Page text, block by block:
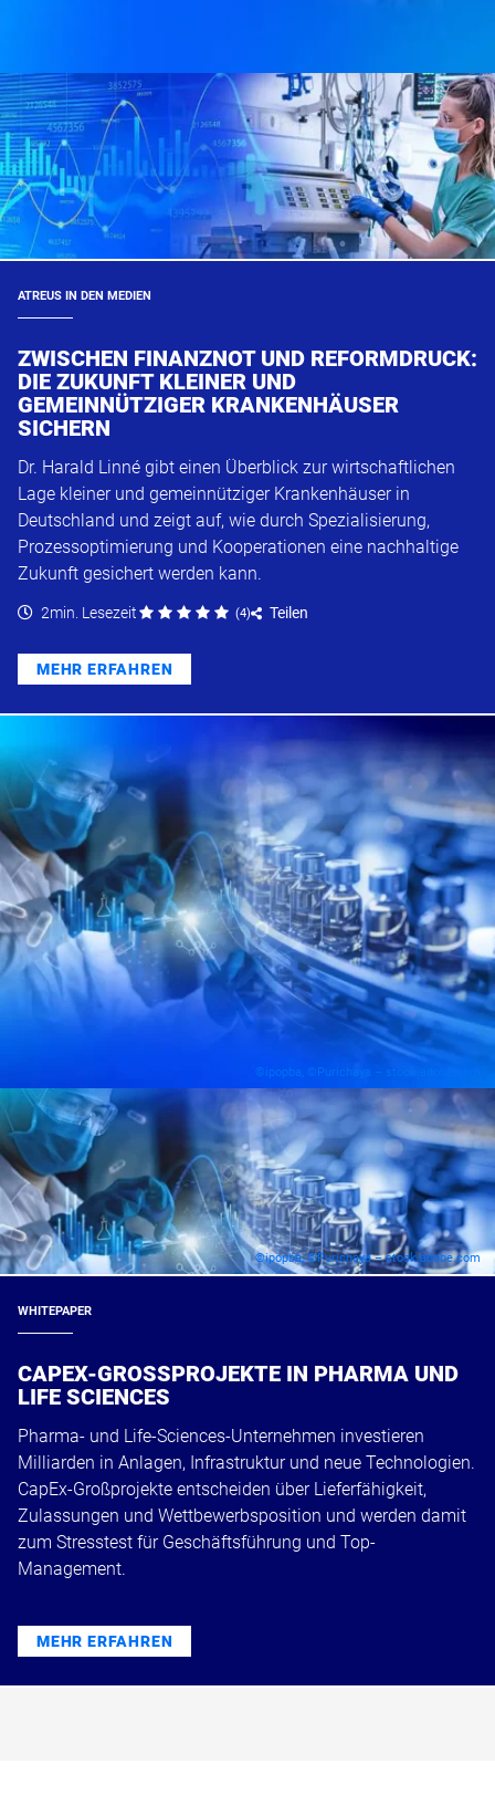
ATREUS IN DEN MEDIEN
ZWISCHEN FINANZNOT UND REFORMDRUCK:
DIE ZUKUNFT KLEINER UND
GEMEINNÜTZIGER KRANKENHÄUSER
SICHERN
Dr. Harald Linné gibt einen Überblick zur wirtschaftlichen
Lage kleiner und gemeinnütziger Krankenhäuser in
Deutschland und zeigt auf, wie durch Spezialisierung,
Prozessoptimierung und Kooperationen eine nachhaltige
Zukunft gesichert werden kann.
2min. Lesezeit (4) Teilen
MEHR ERFAHREN
©ipopba, ©Purichaya – stock.adobe.com
©ipopba, ©Purichaya – stock.adobe.com
WHITEPAPER
CAPEX-GROSSPROJEKTE IN PHARMA UND L
IFE SCIENCES
Pharma- und Life-Sciences-Unternehmen investieren
Milliarden in Anlagen, Infrastruktur und neue Technologien.
CapEx-Großprojekte entscheiden über Lieferfähigkeit,
Zulassungen und Wettbewerbsposition und werden damit
zum Stresstest für Geschäftsführung und Top-
Management.
MEHR ERFAHREN